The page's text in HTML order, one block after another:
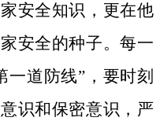
安全知识，更在他
安全的种子。每一
一道防线”，要时刻
识和保密意识，严